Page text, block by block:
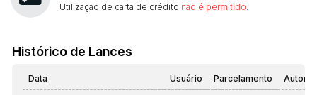
Utilização de carta de crédito não é permitido
Histórico de Lances
Data Usuário Parcelamento